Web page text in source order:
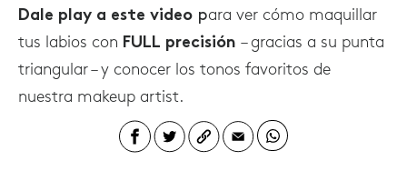
Dale play a este video para ver cómo maquillar
tus labios con FULL precisión – gracias a su punta
triangular – y conocer los tonos favoritos de
nuestra makeup artist.